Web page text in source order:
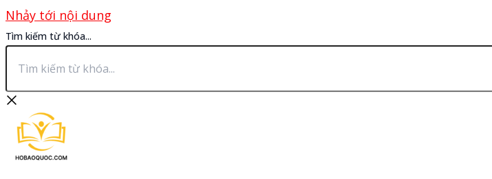
Nhảy tới nội dung
Tìm kiếm từ khóa...